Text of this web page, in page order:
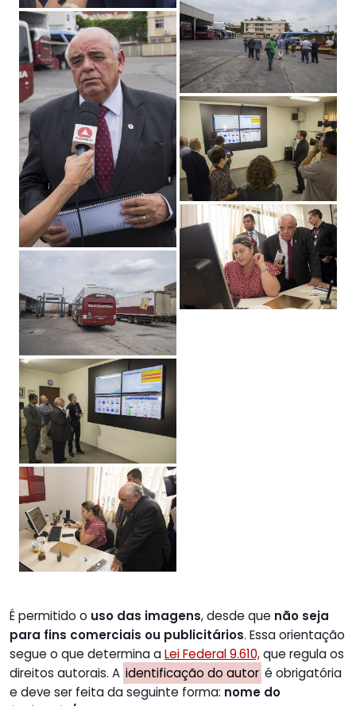
É permitido o uso das imagens, desde que não seja
para fins comerciais ou publicitários. Essa orientação
segue o que determina aLei Federal 9.610,que regula os
direitos autorais. A identificação do autor é obrigatória
e deve ser feita da seguinte forma: nome do